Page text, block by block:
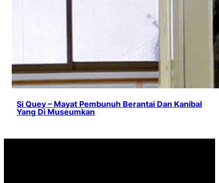
Si Quey – Mayat Pembunuh Berantai Dan Kanibal
Yang Di Museumkan